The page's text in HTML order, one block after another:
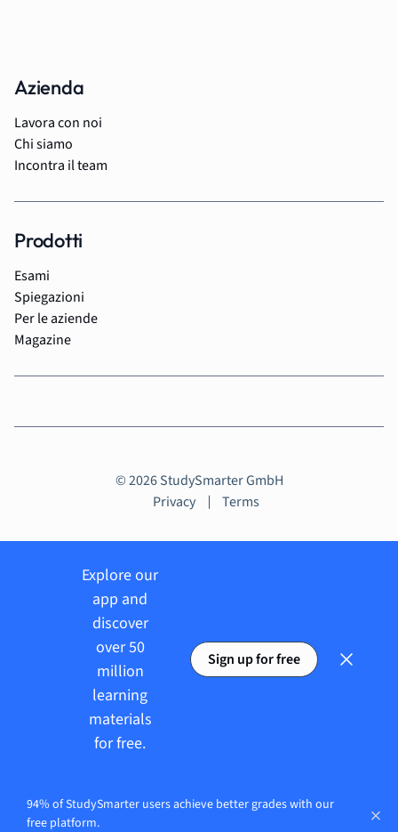
Azienda
Lavora con noi
Chi siamo
Incontra il team
Prodotti
Esami
Spiegazioni
Per le aziende
Magazine
© 2026 StudySmarter GmbH
Privacy
Terms
Explore our
app and
discover
over 50
million
learning
materials
for free.
Sign up for free
94% of StudySmarter users achieve better grades with our
free platform.